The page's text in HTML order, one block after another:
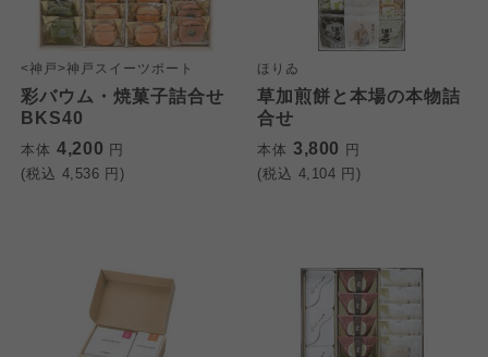
<神戸>神戸スイーツポート
彩バウム・焼菓子詰合せ
BKS40
本体 4,200 円
(税込 4,536 円)
ほりゐ
草加煎餅と本場の本物詰
合せ
本体 3,800 円
(税込 4,104 円)